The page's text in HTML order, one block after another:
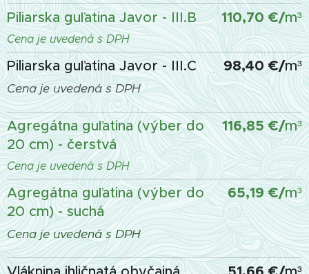
Piliarska guľatina Javor - III.B
Cena je uvedená s DPH
110,70 €/m³
Piliarska guľatina Javor - III.C
Cena je uvedená s DPH
98,40 €/m³
Agregátna guľatina (výber do
20 cm) - čerstvá
Cena je uvedená s DPH
116,85 €/m³
Agregátna guľatina (výber do
20 cm) - suchá
Cena je uvedená s DPH
65,19 €/m³